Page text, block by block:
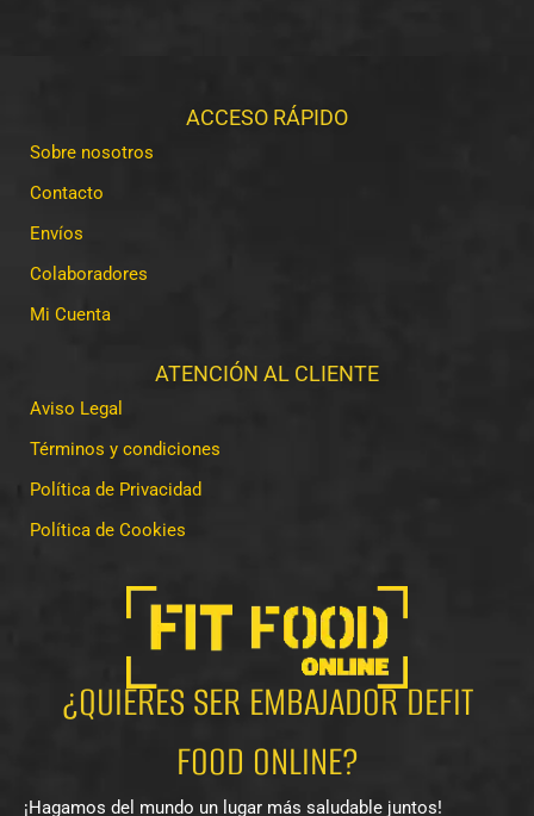
ACCESO RÁPIDO
Sobre nosotros
Contacto
Envíos
Colaboradores
Mi Cuenta
ATENCIÓN AL CLIENTE
Aviso Legal
Términos y condiciones
Política de Privacidad
Política de Cookies
¿QUIERES SER EMBAJADOR DEFIT
FOOD ONLINE?
¡Hagamos del mundo un lugar más saludable juntos!